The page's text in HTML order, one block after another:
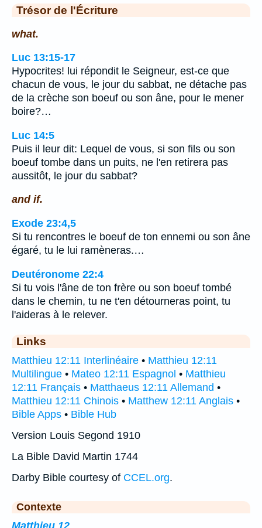
Trésor de l'Écriture
what.
Luc 13:15-17
Hypocrites! lui répondit le Seigneur, est-ce que
chacun de vous, le jour du sabbat, ne détache pas
de la crèche son boeuf ou son âne, pour le mener
boire?…
Luc 14:5
Puis il leur dit: Lequel de vous, si son fils ou son
boeuf tombe dans un puits, ne l'en retirera pas
aussitôt, le jour du sabbat?
and if.
Exode 23:4,5
Si tu rencontres le boeuf de ton ennemi ou son âne
égaré, tu le lui ramèneras.…
Deutéronome 22:4
Si tu vois l'âne de ton frère ou son boeuf tombé
dans le chemin, tu ne t'en détourneras point, tu
l'aideras à le relever.
Links
Matthieu 12:11 Interlinéaire • Matthieu 12:11
Multilingue • Mateo 12:11 Espagnol • Matthieu
12:11 Français • Matthaeus 12:11 Allemand •
Matthieu 12:11 Chinois • Matthew 12:11 Anglais •
Bible Apps • Bible Hub
Version Louis Segond 1910
La Bible David Martin 1744
Darby Bible courtesy of CCEL.org.
Contexte
Matthieu 12